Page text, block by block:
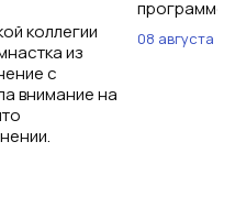
коллегии
из
с
внимание на
программе
08 августа